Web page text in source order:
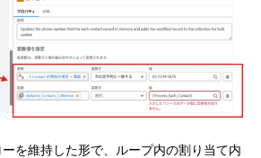
を維持した形で、ループ内の割り当て内